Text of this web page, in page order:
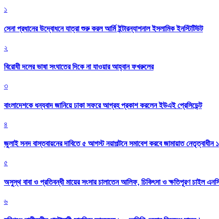
১
সেনা প্রধানের উদ্বোধনে যাত্রা শুরু করল আর্মি ইন্টারন্যাশনাল ইসলামিক ইনস্টিটিউট
২
বিরোধী দলের ভাষা সংঘাতের দিকে না যাওয়ার আহ্বান ফখরুলের
৩
বাংলাদেশকে ধন্যবাদ জানিয়ে ঢাকা সফরে আগ্রহ প্রকাশ করলেন ইউএই প্রেসিডেন্ট
৪
জুলাই সনদ বাস্তবায়নের দাবিতে ৫ আগস্ট নয়াপল্টনে সমাবেশ করবে জামায়াত নেতৃত্বাধীন
৫
অসুস্থ বাবা ও প্রতিবন্ধী মায়ের সংসার চালাতেন আলিফ, চিকিৎসা ও ক্ষতিপূরণ চাইল
৬